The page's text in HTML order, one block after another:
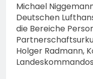
Michael
Deutschen
die Bereiche
Holger Radmann,